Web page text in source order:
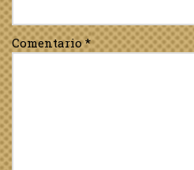
Comentario*